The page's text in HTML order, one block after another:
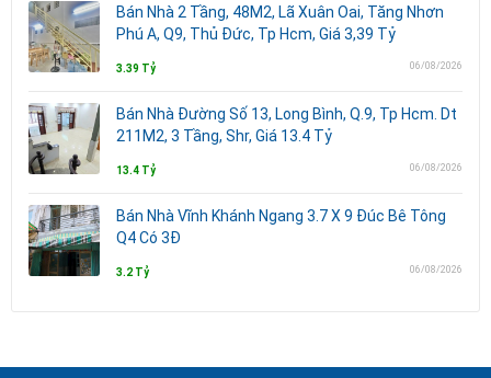
Bán Nhà 2 Tầng, 48M2, Lã Xuân Oai, Tăng Nhơn
Phú A, Q9, Thủ Đức, Tp Hcm, Giá 3,39 Tỷ
3.39 Tỷ 06/08/2026
Bán Nhà Đường Số 13, Long Bình, Q.9, Tp Hcm. Dt
211M2, 3 Tầng, Shr, Giá 13.4 Tỷ
13.4 Tỷ 06/08/2026
Bán Nhà Vĩnh Khánh Ngang 3.7 X 9 Đúc Bê Tông
Q4 Có 3Đ
3.2 Tỷ 06/08/2026